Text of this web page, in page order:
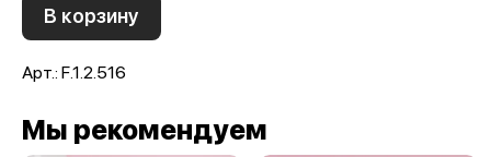
В корзину
Арт.: F.1.2.516
Мы рекомендуем